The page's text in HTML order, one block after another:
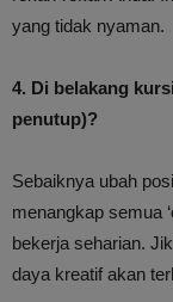
yang tidak nyaman.
4. Di belakang
penutup)?
Sebaiknya ubah
menangkap semua
bekerja seharian.
daya kreatif akan